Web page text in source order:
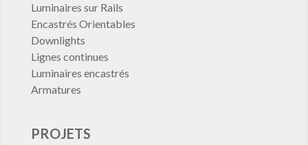
Luminaires sur Rails
Encastrés Orientables
Downlights
Lignes continues
Luminaires encastrés
Armatures
PROJETS